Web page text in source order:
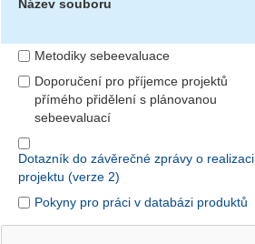
Název souboru
Metodiky sebeevaluace
Doporučení pro příjemce projektů
přímého přidělení s plánovanou
sebeevaluací
Dotazník do závěrečné zprávy o realizaci
projektu (verze 2)
Pokyny pro práci v databázi produktů